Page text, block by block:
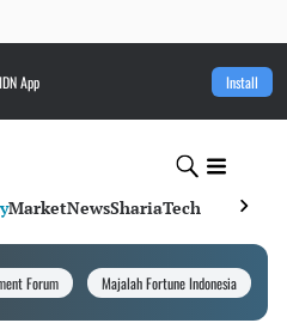
App Install
MarketNewsShariaTech
Forum Majalah Fortune Indonesia